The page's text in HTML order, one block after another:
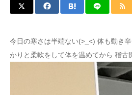
今日の寒さは半端ない(>_<) 体も動き
かりと柔軟をして体を温めてから 稽古